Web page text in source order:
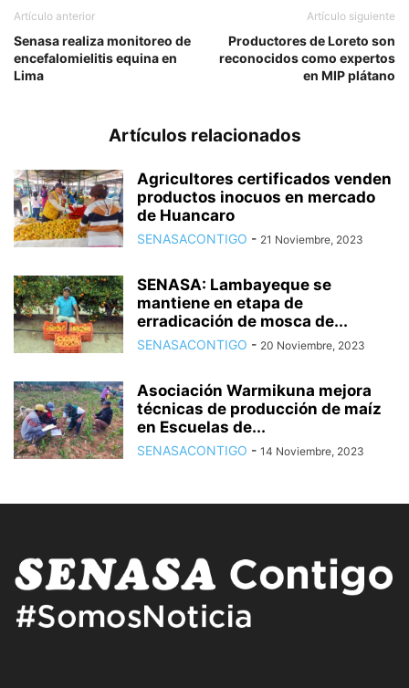
Artículo anterior
Senasa realiza monitoreo de
encefalomielitis equina en
Lima
Artículo siguiente
Productores de Loreto son
reconocidos como expertos
en MIP plátano
Artículos relacionados
Agricultores certificados venden
productos inocuos en mercado
de Huancaro
SENASACONTIGO - 21 Noviembre, 2023
SENASA: Lambayeque se
mantiene en etapa de
erradicación de mosca de...
SENASACONTIGO - 20 Noviembre, 2023
Asociación Warmikuna mejora
técnicas de producción de maíz
en Escuelas de...
SENASACONTIGO - 14 Noviembre, 2023